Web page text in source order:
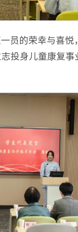
员的荣幸与喜
投身儿童康复